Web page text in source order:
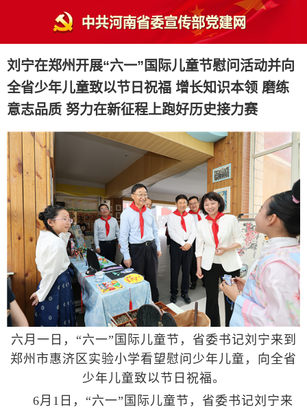
刘宁在郑州开展“六一”国际儿童节慰问活动并向
全省少年儿童致以节日祝福 增长知识本领 磨练
意志品质 努力在新征程上跑好历史接力赛
六月一日，“六一”国际儿童节，省委书记刘宁来到
郑州市惠济区实验小学看望慰问少年儿童，向全省
少年儿童致以节日祝福。
6月1日，“六一”国际儿童节，省委书记刘宁来